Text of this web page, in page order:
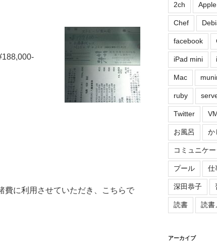
費に利用させていただき、こちらで
2ch Apple
Chef
facebook
iPad mini
Mac
ruby
Twitter
お風呂 か
コミュニケ
プール 仕
深田恭子
読書 読書
アーカイブ